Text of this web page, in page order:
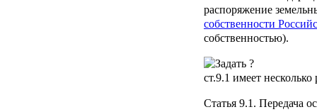
распоряжение
собственности
собственностью).
ст.9.1 имеет
Статья 9.1. Передача